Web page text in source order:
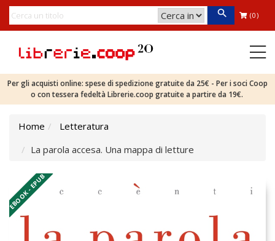
(0)
Per gli acquisti online: spese di spedizione gratuite da 25€ - Per i soci Coop
o con tessera fedeltà Librerie.coop gratuite a partire da 19€.
Home
Letteratura
La parola accesa. Una mappa di letture
EBOOK - EPUB